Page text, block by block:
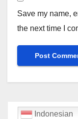
Save my name,
the next time I
Indonesian